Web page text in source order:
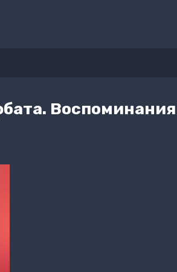
Воспоминания